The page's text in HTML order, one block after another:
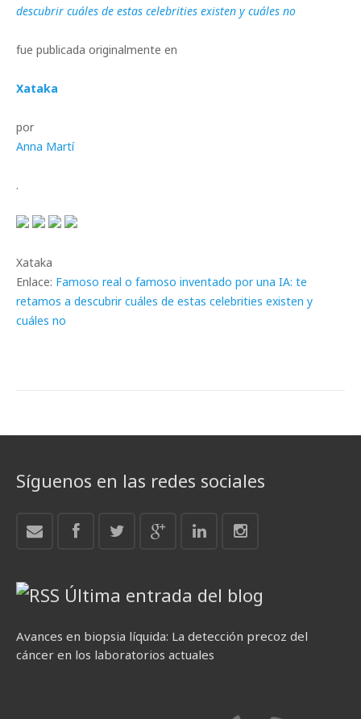
descubrir cuáles de estas celebrities existen y cuáles no
fue publicada originalmente en
Xataka
por
Anna Martí
.
Xataka
Enlace: Famoso real o famoso inventado por una IA: te
retamos a descubrir cuáles de estas celebrities existen y
cuáles no
Síguenos en las redes sociales
Última entrada del blog
Avances en biopsia líquida: La detección precoz del
cáncer en los laboratorios actuales